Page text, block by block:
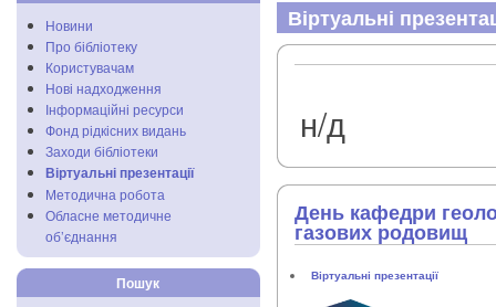
Новини
Про бібліотеку
Користувачам
Нові надходження
Інформаційні ресурси
Фонд рідкісних видань
Заходи бібліотеки
Віртуальні презентації
Методична робота
Обласне методичне
об’єднання
Пошук
Віртуальні
н/д
День кафедри
газових родовищ
Віртуальні презентації